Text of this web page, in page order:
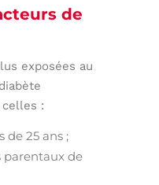
de
exposées au
:
de 25 ans ;
parentaux de